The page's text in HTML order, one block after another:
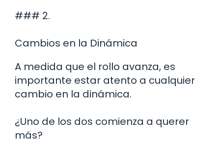
### 2.
Cambios en la Dinámica
A medida que el rollo avanza, es
importante estar atento a cualquier
cambio en la dinámica.
¿Uno de los dos comienza a querer
más?